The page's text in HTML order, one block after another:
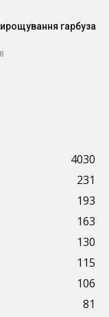
гарбуза
4030
231
193
163
130
115
106
81